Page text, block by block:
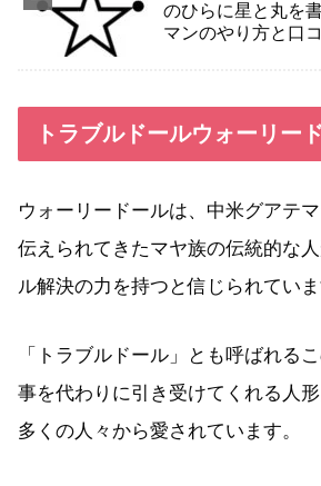
のひらに星と丸を
マンのやり方と口
トラブルドールウォーリー
ウォーリードールは、中米グアテ
伝えられてきたマヤ族の伝統的な
ル解決の力を持つと信じられていま
「トラブルドール」とも呼ばれる
事を代わりに引き受けてくれる人形
多くの人々から愛されています。